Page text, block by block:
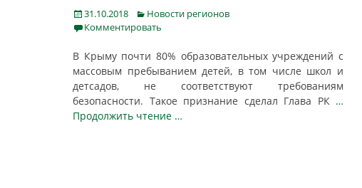
Posted
on
31.10.2018 Categories
Новости регионов
Комментировать
В Крыму почти 80% образовательных учреждений с
массовым пребыванием детей, в том числе школ и
детсадов, не соответствуют требованиям
безопасности. Такое признание сделал Глава РК …
Продолжить чтение …